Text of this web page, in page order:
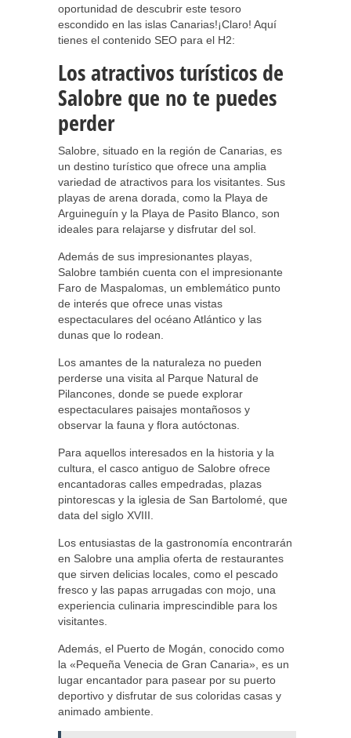
oportunidad de descubrir este tesoro
escondido en las islas Canarias!¡Claro! Aquí
tienes el contenido SEO para el H2:
Los atractivos turísticos de
Salobre que no te puedes
perder
Salobre, situado en la región de Canarias, es
un destino turístico que ofrece una amplia
variedad de atractivos para los visitantes. Sus
playas de arena dorada, como la Playa de
Arguineguín y la Playa de Pasito Blanco, son
ideales para relajarse y disfrutar del sol.
Además de sus impresionantes playas,
Salobre también cuenta con el impresionante
Faro de Maspalomas, un emblemático punto
de interés que ofrece unas vistas
espectaculares del océano Atlántico y las
dunas que lo rodean.
Los amantes de la naturaleza no pueden
perderse una visita al Parque Natural de
Pilancones, donde se puede explorar
espectaculares paisajes montañosos y
observar la fauna y flora autóctonas.
Para aquellos interesados en la historia y la
cultura, el casco antiguo de Salobre ofrece
encantadoras calles empedradas, plazas
pintorescas y la iglesia de San Bartolomé, que
data del siglo XVIII.
Los entusiastas de la gastronomía encontrarán
en Salobre una amplia oferta de restaurantes
que sirven delicias locales, como el pescado
fresco y las papas arrugadas con mojo, una
experiencia culinaria imprescindible para los
visitantes.
Además, el Puerto de Mogán, conocido como
la «Pequeña Venecia de Gran Canaria», es un
lugar encantador para pasear por su puerto
deportivo y disfrutar de sus coloridas casas y
animado ambiente.